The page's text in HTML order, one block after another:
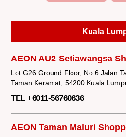
Kuala
AEON AU2 Setiawangsa
Lot G26 Ground Floor, No.6 Jalan
Taman Keramat, 54200 Kuala
TEL +6011-56760636
AEON Taman Maluri